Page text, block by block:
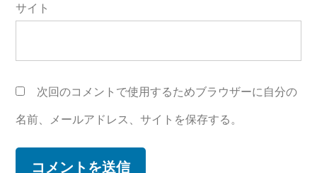
サイト
次回のコメントで使用するためブラウザーに自分の
名前、メールアドレス、サイトを保存する。